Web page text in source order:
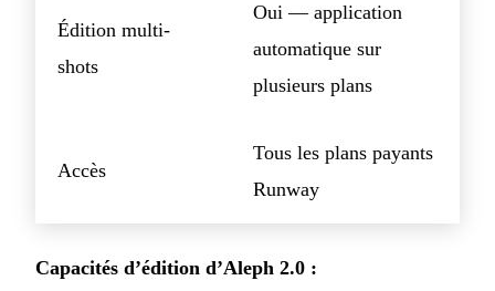
Édition multi-
shots
Oui — application
automatique sur
plusieurs plans
Accès
Tous les plans payants
Runway
Capacités d’édition d’Aleph 2.0 :